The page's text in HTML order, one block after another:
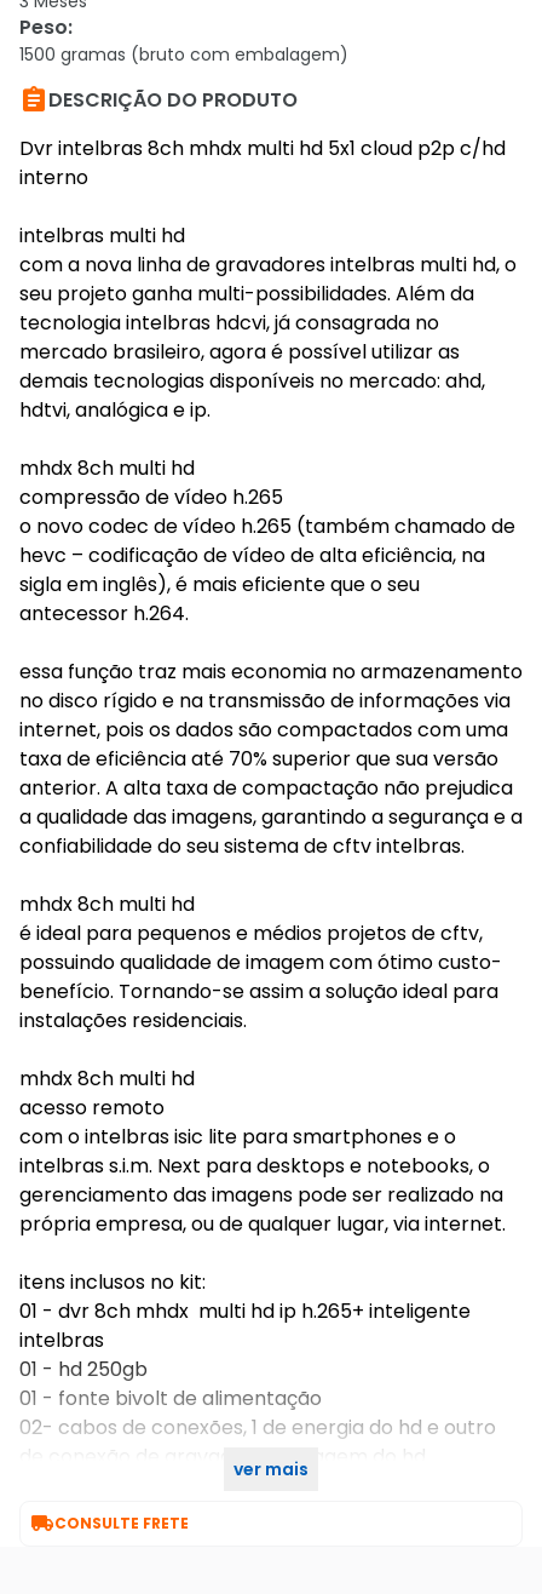
Peso:
1500 gramas (bruto com embalagem)
DESCRIÇÃO DO PRODUTO
Dvr intelbras 8ch mhdx multi hd 5x1 cloud p2p c/hd
interno
intelbras multi hd
com a nova linha de gravadores intelbras multi hd, o
seu projeto ganha multi-possibilidades. Além da
tecnologia intelbras hdcvi, já consagrada no
mercado brasileiro, agora é possível utilizar as
demais tecnologias disponíveis no mercado: ahd,
hdtvi, analógica e ip.
mhdx 8ch multi hd
compressão de vídeo h.265
o novo codec de vídeo h.265 (também chamado de
hevc – codificação de vídeo de alta eficiência, na
sigla em inglês), é mais eficiente que o seu
antecessor h.264.
essa função traz mais economia no armazenamento
no disco rígido e na transmissão de informações via
internet, pois os dados são compactados com uma
taxa de eficiência até 70% superior que sua versão
anterior. A alta taxa de compactação não prejudica
a qualidade das imagens, garantindo a segurança e a
confiabilidade do seu sistema de cftv intelbras.
mhdx 8ch multi hd
é ideal para pequenos e médios projetos de cftv,
possuindo qualidade de imagem com ótimo custo-
benefício. Tornando-se assim a solução ideal para
instalações residenciais.
mhdx 8ch multi hd
acesso remoto
com o intelbras isic lite para smartphones e o
intelbras s.i.m. Next para desktops e notebooks, o
gerenciamento das imagens pode ser realizado na
própria empresa, ou de qualquer lugar, via internet.
itens inclusos no kit:
01 - dvr 8ch mhdx multi hd ip h.265+ inteligente
intelbras
01 - hd 250gb
01 - fonte bivolt de alimentação
02- cabos de conexões, 1 de energia do hd e outro
de conexão de gravação de imagem do hd
ver mais
CONSULTE FRETE